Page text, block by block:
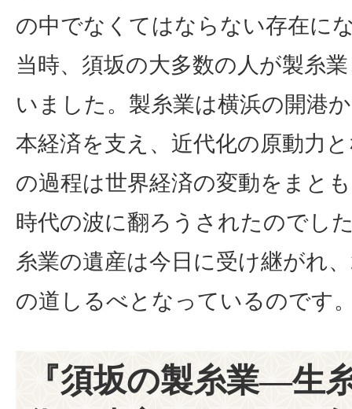
の中でなくてはならない存在に
当時、須坂の大多数の人が製糸
いました。製糸業は横浜の開港
本経済を支え、近代化の原動力
の過程は世界経済の変動をまと
時代の波に翻ろうされたのでし
糸業の遺産は今日に受け継がれ
の道しるべとなっているのです
『須坂の製糸業―生